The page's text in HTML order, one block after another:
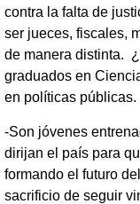
contra la falta de
ser jueces, fiscales,
de manera distinta.
graduados en
en políticas públicas.
-Son jóvenes
dirijan el país para
formando el futuro
sacrificio de seguir